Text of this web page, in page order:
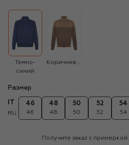
Темно-
синий
Коричневый
Размер
RU
46
46
48
48
50
50
52
52
54
54
Получите заказ с примеркой